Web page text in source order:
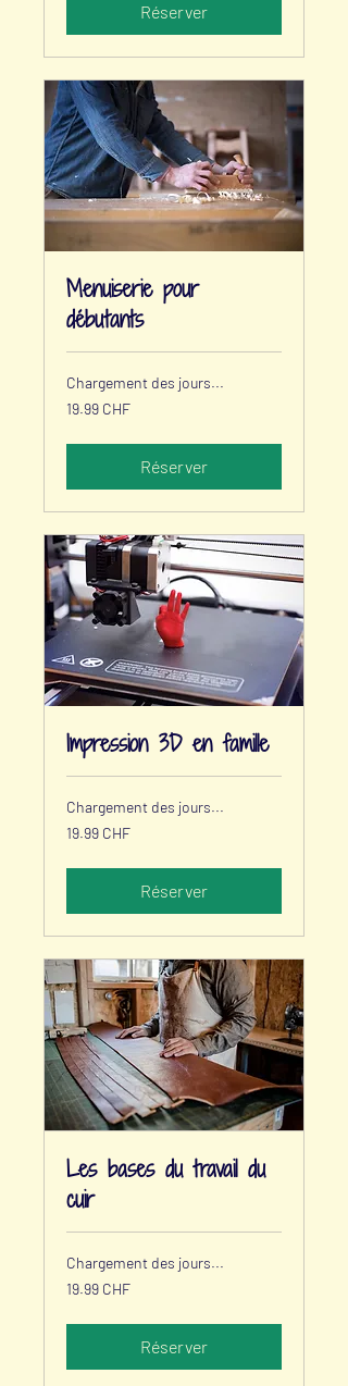
Réserver
Menuiserie pour
débutants
Chargement des jours...
19.99
francs
19.99 CHF
Réserver
Impression 3D en famille
Chargement des jours...
19.99
francs
19.99 CHF
Réserver
Les bases du travail du
cuir
Chargement des jours...
19.99
francs
19.99 CHF
Réserver